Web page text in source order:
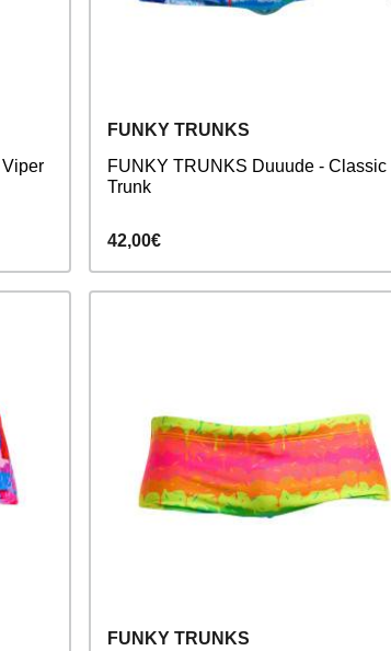
FUNKY TRUNKS
FUNKY TRUNKS Duuude - Classic
Trunk
42,00€
FUNKY TRUNKS